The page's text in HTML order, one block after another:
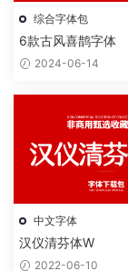
综合字体包
6款古风喜鹊字体
2024-06-14
中文字体
汉仪清芬体W
2022-06-10